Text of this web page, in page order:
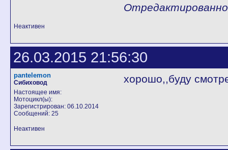
Неактивен
26.03.2015 21:56:30
pantelemon
Сибиховод
Настоящее имя:
Мотоцикл(ы):
Зарегистрирован: 06.10.2014
Сообщений: 25
хорошо,,буду
Неактивен